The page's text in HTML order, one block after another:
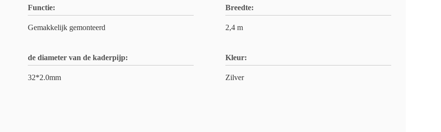
Functie:
Gemakkelijk gemonteerd
Breedte:
2,4 m
de diameter van de kaderpijp:
32*2.0mm
Kleur:
Zilver